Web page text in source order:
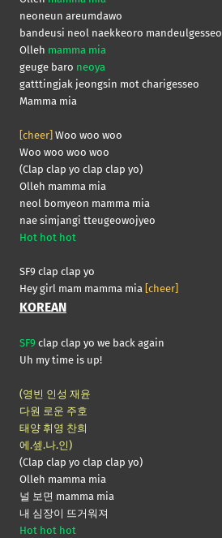
neoneun areumdawo
bandeusi neol naekkeoro mandeulgesseo
Olleh mamma mia
geuge baro neoya
gatttingjak jeongsin mot charigesseo
Mamma mia
[cheer] Woo woo woo
Woo woo woo woo
(Clap clap yo clap clap yo)
Olleh mamma mia
neol bomyeon mamma mia
nae simjangi tteugeowojyeo
Hot hot hot
SF9 clap clap yo
Hey girl mam mamma mia [cheer]
KOREAN
SF9 clap clap yo we back again
Uh my time is up!
(영빈 인성 재윤
다원 로운 주호
태양 휘영 찬희
에.셒.나.인)
(Clap clap yo clap clap yo)
Olleh mamma mia
널 보면 mamma mia
내 심장이 뜨거워져
Hot hot hot